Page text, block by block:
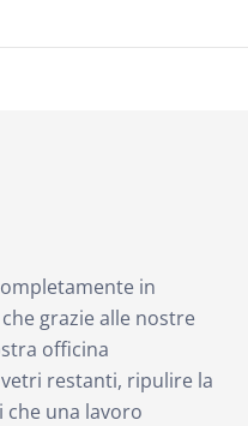
in
grazie alle nostre
officina
restanti, ripulire la
una lavoro